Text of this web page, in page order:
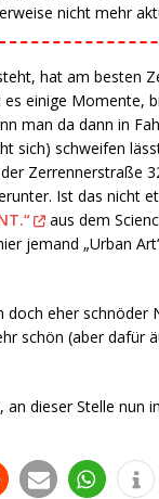
nicht mehr
hat am besten
einige Momente,
man da dann in
sich) schweifen
Zerrennerstraße
Ist das nicht
aus dem
jemand „Urban
eher schnöder
schön (aber dafür
dieser Stelle nun